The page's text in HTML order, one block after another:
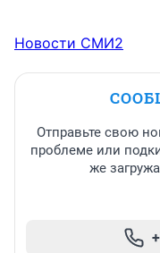
Новости СМИ2
Отправьте свою
проблеме или
же